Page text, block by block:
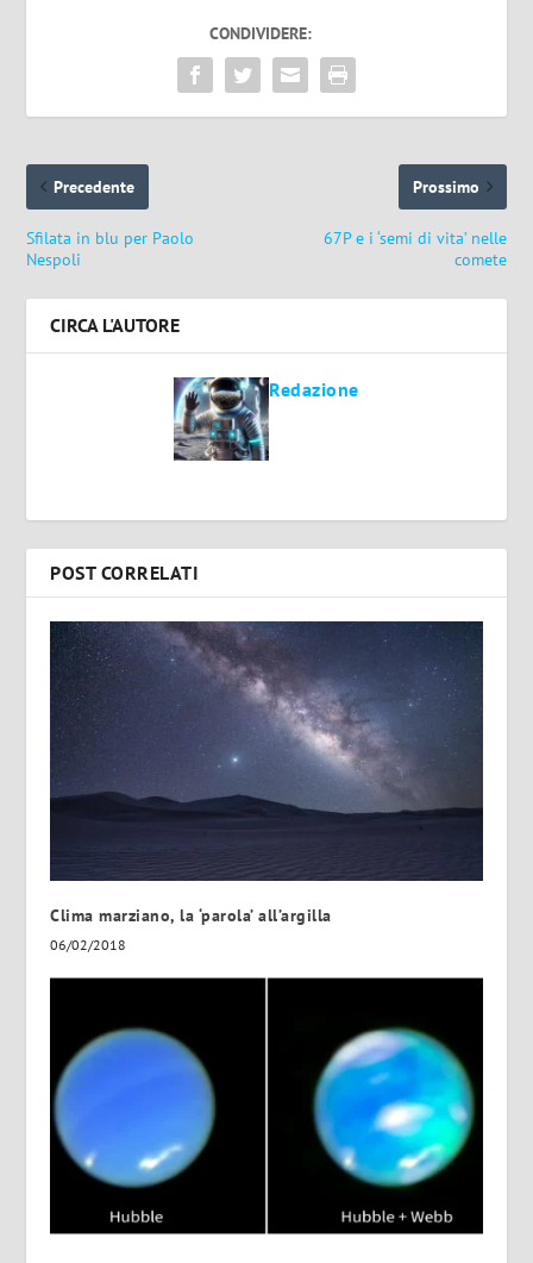
CONDIVIDERE:
Precedente
Sfilata in blu per Paolo
Nespoli
Prossimo
67P e i ‘semi di vita’ nelle
comete
CIRCA L'AUTORE
Redazione
POST CORRELATI
Clima marziano, la ‘parola’ all’argilla
06/02/2018